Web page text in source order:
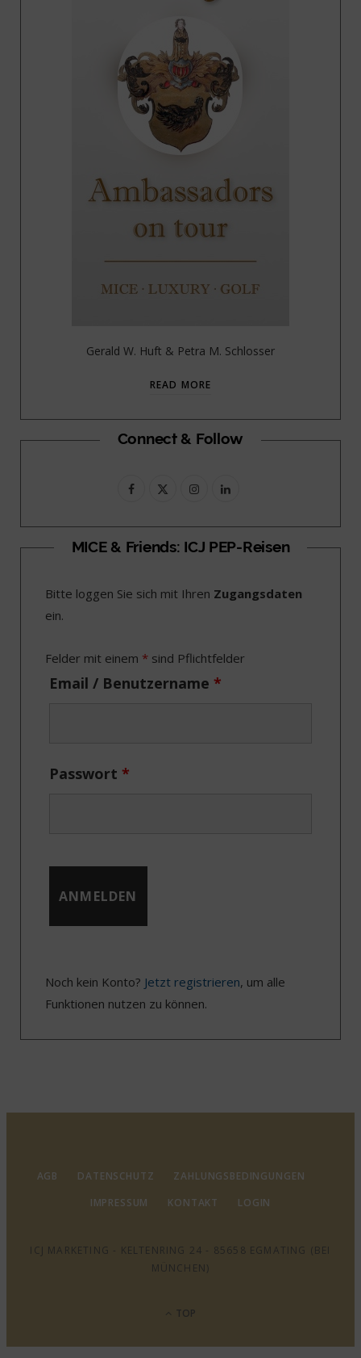
Gerald W. Huft & Petra M. Schlosser
READ MORE
Connect & Follow
F
c
b
o
k
T
i
t
e
I
s
a
r
a
L
n
e
I
MICE & Friends: ICJ PEP-Reisen
Bitte loggen Sie sich mit Ihren Zugangsdaten
ein.
Felder mit einem * sind Pflichtfelder
Email / Benutzername *
Passwort *
Noch kein Konto? Jetzt registrieren, um alle
Funktionen nutzen zu können.
AGB DATENSCHUTZ
ZAHLUNGSBEDINGUNGEN
IMPRESSUM
KONTAKT LOGIN
ICJ MARKETING - KELTENRING 24 - 85658 EGMATING (BEI
MÜNCHEN)
TOP